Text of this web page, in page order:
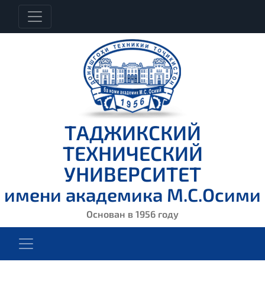
ТАДЖИКСКИЙ
ТЕХНИЧЕСКИЙ
УНИВЕРСИТЕТ
имени академика М.С.Осими
Основан в 1956 году